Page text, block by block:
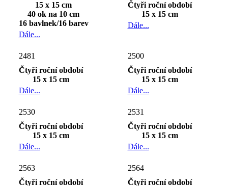
15 x 15 cm
40 ok na 10 cm
16 bavlnek/16 barev
Dále...
Čtyři roční období
15 x 15 cm
Dále...
2481
Čtyři roční období
15 x 15 cm
Dále...
2500
Čtyři roční období
15 x 15 cm
Dále...
2530
Čtyři roční období
15 x 15 cm
Dále...
2531
Čtyři roční období
15 x 15 cm
Dále...
2563
Čtyři roční období
2564
Čtyři roční období